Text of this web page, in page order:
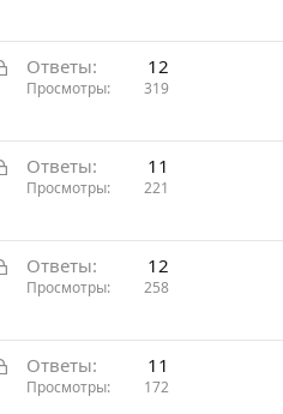
р
ыЗ
р
ы
Ответы 12
Просмотры 319
З
р
ы
Ответы 11
Просмотры 221
З
р
ы
Ответы 12
Просмотры 258
З
Ответы 11
Просмотры 172